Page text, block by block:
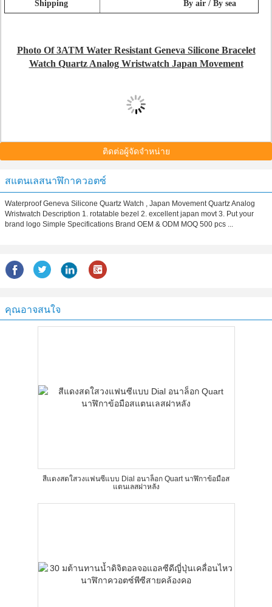
Shipping By air / By sea
Photo Of 3ATM Water Resistant Geneva Silicone Bracelet
Watch Quartz Analog Wristwatch Japan Movement
ติดต่อผู้จัดจำหน่าย
สแตนเลสนาฬิกาควอตซ์
Waterproof Geneva Silicone Quartz Watch , Japan Movement Quartz Analog
Wristwatch Description 1. rotatable bezel 2. excellent japan movt 3. Put your
brand logo Simple Specifications Brand OEM & ODM MOQ 500 pcs ...
คุณอาจสนใจ
สีแดงสดใสวงแฟนซีแบบ Dial อนาล็อก Quart นาฬิกาข้อมือส
แตนเลสฝาหลัง